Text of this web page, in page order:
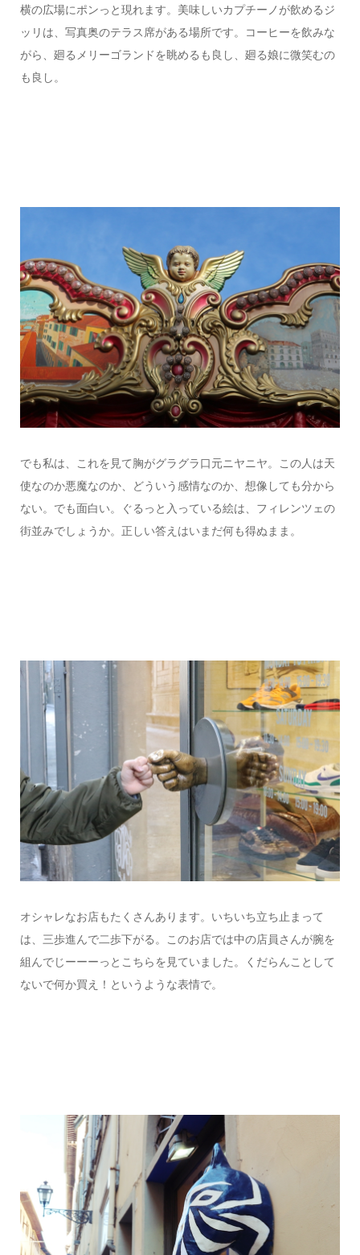
横の広場にポンっと現れます。美味しいカプチーノが飲めるジ
ッリは、写真奥のテラス席がある場所です。コーヒーを飲みな
がら、廻るメリーゴランドを眺めるも良し、廻る娘に微笑むの
も良し。
でも私は、これを見て胸がグラグラ口元ニヤニヤ。この人は天
使なのか悪魔なのか、どういう感情なのか、想像しても分から
ない。でも面白い。ぐるっと入っている絵は、フィレンツェの
街並みでしょうか。正しい答えはいまだ何も得ぬまま。
オシャレなお店もたくさんあります。いちいち立ち止まって
は、三歩進んで二歩下がる。このお店では中の店員さんが腕を
組んでじーーーっとこちらを見ていました。くだらんことして
ないで何か買え！というような表情で。